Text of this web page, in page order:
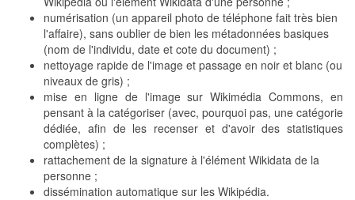
numérisation (un appareil photo de téléphone fait très bien
l'affaire), sans oublier de bien les métadonnées basiques
(nom de l'individu, date et cote du document) ;
nettoyage rapide de l'image et passage en noir et blanc (ou
niveaux de gris) ;
mise en ligne de l'image sur Wikimédia Commons, en
pensant à la catégoriser (avec, pourquoi pas, une catégorie
dédiée, afin de les recenser et d'avoir des statistiques
complètes) ;
rattachement de la signature à l'élément Wikidata de la
personne ;
dissémination automatique sur les Wikipédia.